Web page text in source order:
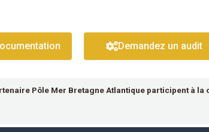
Demandez un audit
Pôle Mer Bretagne Atlantique participent à la